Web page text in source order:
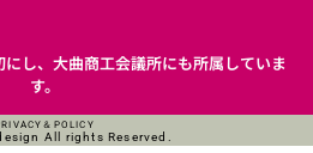
し、大曲商工会議所にも所属していま
す。
＆POLICY
All rights Reserved.